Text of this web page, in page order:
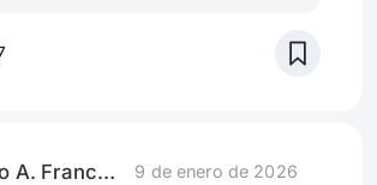
Conclave, Emilia Pérez, Anora y
de Bong Joon-ho.
Ricardo A. Franco Farías 9 de enero de 2026